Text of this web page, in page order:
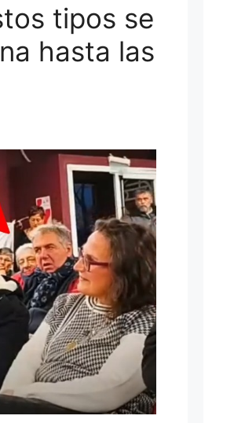
tipos se
hasta las